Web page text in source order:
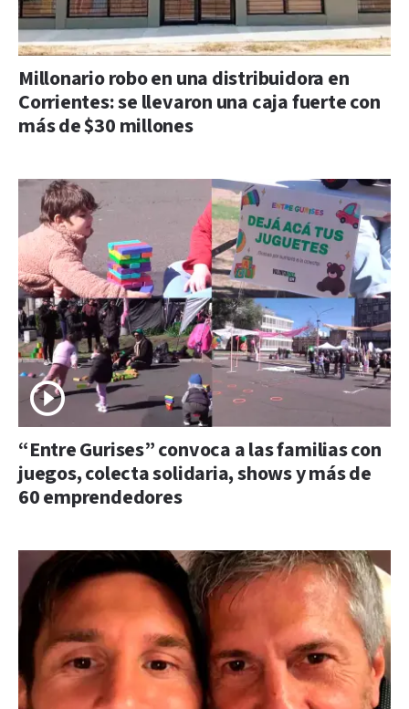
Millonario robo en una distribuidora en
Corrientes: se llevaron una caja fuerte con
más de $30 millones
“Entre Gurises” convoca a las familias con
juegos, colecta solidaria, shows y más de
60 emprendedores